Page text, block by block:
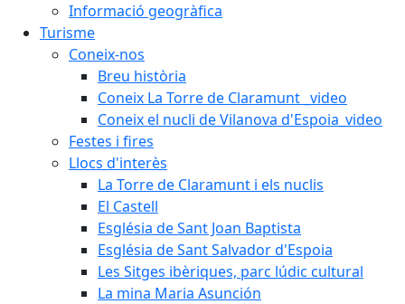
Informació geogràfica
Turisme
Coneix-nos
Breu història
Coneix La Torre de Claramunt _video
Coneix el nucli de Vilanova d'Espoia_video
Festes i fires
Llocs d'interès
La Torre de Claramunt i els nuclis
El Castell
Església de Sant Joan Baptista
Església de Sant Salvador d'Espoia
Les Sitges ibèriques, parc lúdic cultural
La mina Maria Asunción